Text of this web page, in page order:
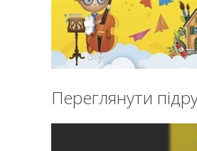
Переглянути